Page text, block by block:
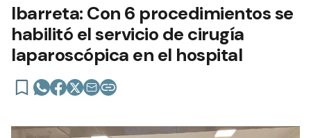
Ibarreta: Con 6 procedimientos se
habilitó el servicio de cirugía
laparoscópica en el hospital